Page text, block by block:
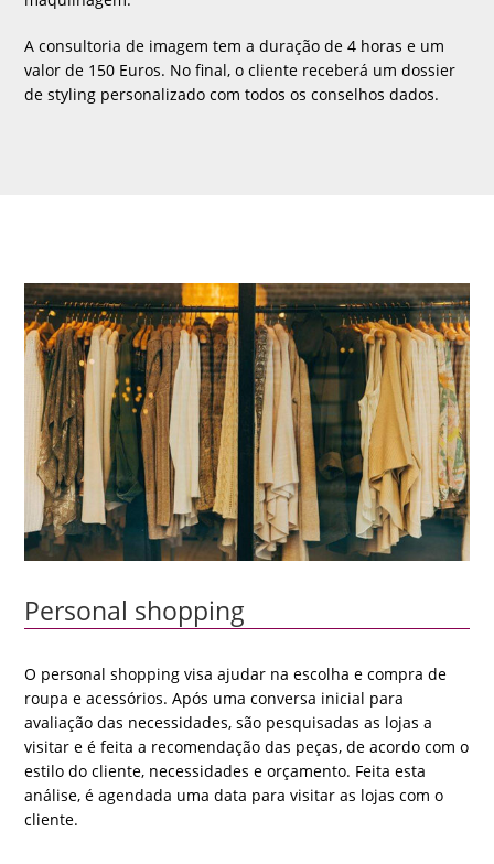
A consultoria de imagem tem a duração de 4 horas e um
valor de 150 Euros. No final, o cliente receberá um dossier
de styling personalizado com todos os conselhos dados.
Personal shopping
O personal shopping visa ajudar na escolha e compra de
roupa e acessórios. Após uma conversa inicial para
avaliação das necessidades, são pesquisadas as lojas a
visitar e é feita a recomendação das peças, de acordo com o
estilo do cliente, necessidades e orçamento. Feita esta
análise, é agendada uma data para visitar as lojas com o
cliente.